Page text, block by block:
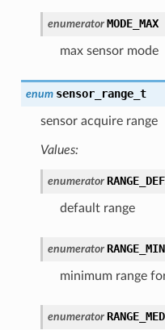
enumerator MODE_MAX
max sensor mode
enum sensor_range_t
sensor acquire range
Values:
enumerator
default range
enumerator RANGE_MIN
minimum range
enumerator